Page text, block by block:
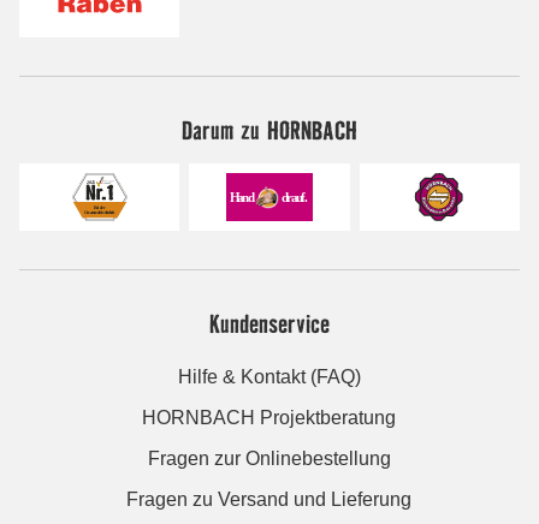
Darum zu HORNBACH
Kundenservice
Hilfe & Kontakt (FAQ)
HORNBACH Projektberatung
Fragen zur Onlinebestellung
Fragen zu Versand und Lieferung